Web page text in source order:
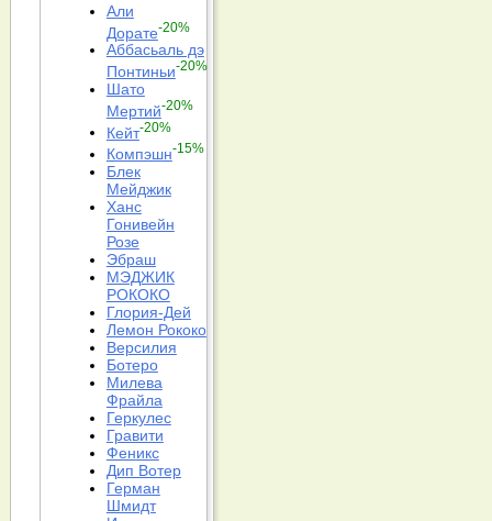
Али
Дорате-20%
Аббасьаль дэ
Понтиньи-20%
Шато
Мертий-20%
Кейт-20%
Компэшн-15%
Блек
Мейджик
Ханс
Гонивейн
Розе
Эбраш
МЭДЖИК
РОКОКО
Глория-Дей
Лемон Рококо
Версилия
Ботеро
Милева
Фрайла
Геркулес
Гравити
Феникс
Дип Вотер
Герман
Шмидт